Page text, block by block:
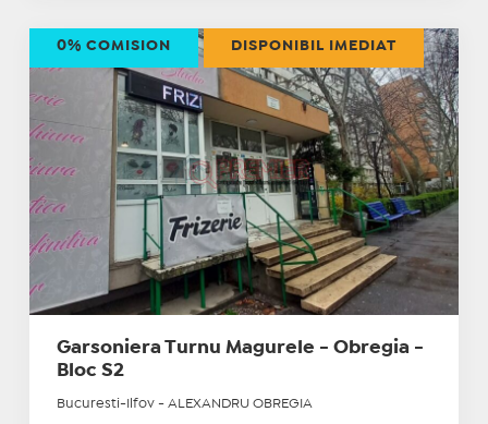
Garsoniera Turnu Magurele - Obregia -
Bloc S2
Bucuresti-Ilfov - ALEXANDRU OBREGIA
0% COMISION DISPONIBIL IMEDIAT